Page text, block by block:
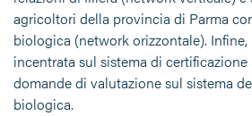
agricoltori della provincia di Parma
biologica (network orizzontale). Infine,
incentrata sul sistema di
domande di valutazione sul sistema
biologica.